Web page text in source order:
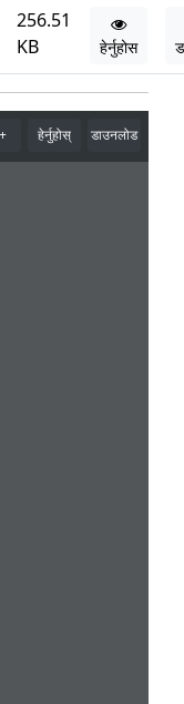
256.51
KB
हेर्नुहोस